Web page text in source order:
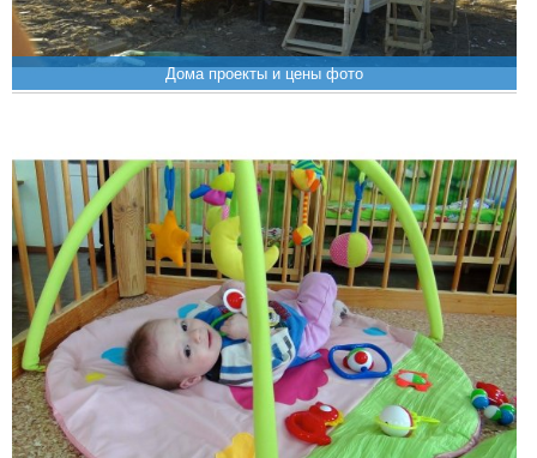
Дома проекты и цены фото